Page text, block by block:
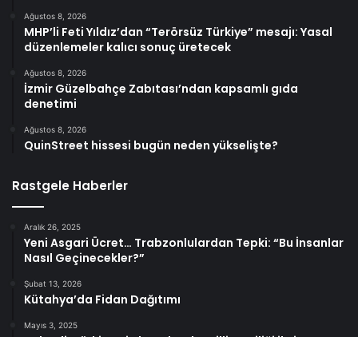
Ağustos 8, 2026
MHP’li Feti Yıldız’dan “Terörsüz Türkiye” mesajı: Yasal
düzenlemeler kalıcı sonuç üretecek
Ağustos 8, 2026
İzmir Güzelbahçe Zabıtası’ndan kapsamlı gıda
denetimi
Ağustos 8, 2026
QuinStreet hissesi bugün neden yükselişte?
Rastgele Haberler
Aralık 26, 2025
Yeni Asgari Ücret… Trabzonlulardan Tepki: “Bu İnsanlar
Nasıl Geçinecekler?”
Şubat 13, 2026
Kütahya’da Fidan Dağıtımı
Mayıs 3, 2025